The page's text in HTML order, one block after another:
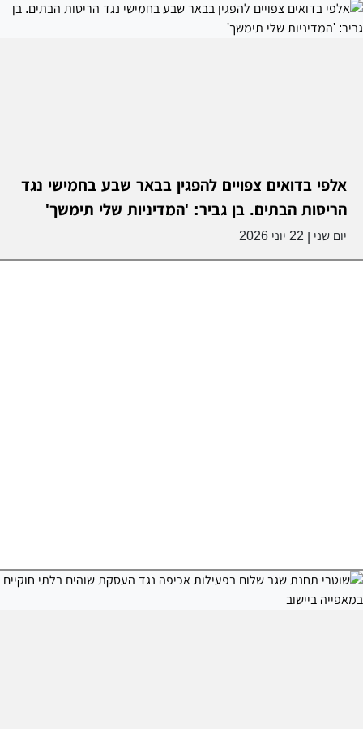
אלפי בדואים צפויים להפגין בבאר שבע בחמישי נגד
הריסות הבתים. בן גביר: 'המדיניות שלי תימשך'
יום שני 22 יוני 2026